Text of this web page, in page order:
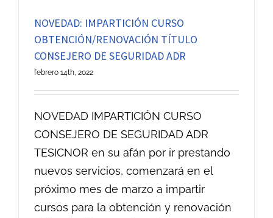
NOVEDAD: IMPARTICIÓN CURSO
OBTENCIÓN/RENOVACIÓN TÍTULO
CONSEJERO DE SEGURIDAD ADR
febrero 14th, 2022
NOVEDAD IMPARTICIÓN CURSO
CONSEJERO DE SEGURIDAD ADR
TESICNOR en su afán por ir prestando
nuevos servicios, comenzará en el
próximo mes de marzo a impartir
cursos para la obtención y renovación